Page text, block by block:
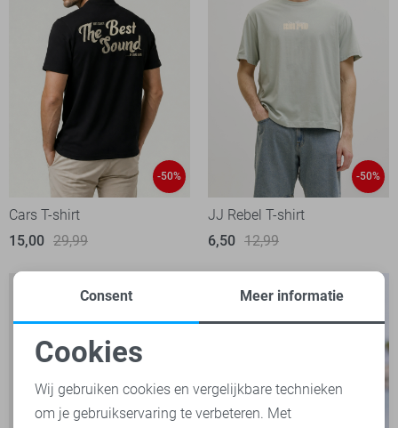
-50%
Cars T-shirt
15,00 29,99
-50%
JJ Rebel T-shirt
6,50 12,99
Noodzakelijke cookies
Personalisatie cookies
Consent Meer informatie
Cookies
Wij gebruiken cookies en vergelijkbare technieken
om je gebruikservaring te verbeteren. Met